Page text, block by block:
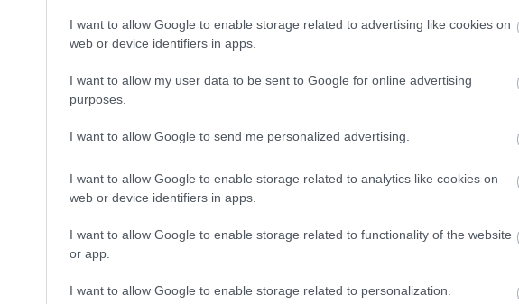
I want to allow Google to enable storage related to advertising like cookies on
web or device identifiers in apps.
I want to allow my user data to be sent to Google for online advertising
purposes.
I want to allow Google to send me personalized advertising.
I want to allow Google to enable storage related to analytics like cookies on
web or device identifiers in apps.
I want to allow Google to enable storage related to functionality of the website
or app.
I want to allow Google to enable storage related to personalization.
az
énidő